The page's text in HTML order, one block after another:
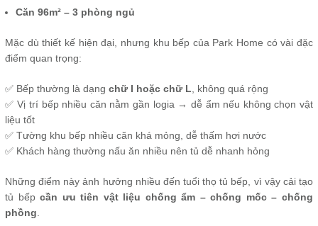
Căn 96m² – 3 phòng ngủ
Mặc dù thiết kế hiện đại, nhưng khu bếp của Park Home có vài đặc
điểm quan trọng:
✅ Bếp thường là dạng chữ I hoặc chữ L , không quá rộng
✅ Vị trí bếp nhiều căn nằm gần logia → dễ ẩm nếu không chọn vật
liệu tốt
✅ Tường khu bếp nhiều căn khá mỏng, dễ thấm hơi nước
✅ Khách hàng thường nấu ăn nhiều nên tủ dễ nhanh hỏng
Những điểm này ảnh hưởng nhiều đến tuổi thọ tủ bếp, vì vậy cải tạo
tủ bếpcần ưu tiên vật liệu chống ẩm – chống mốc – chống
phồng